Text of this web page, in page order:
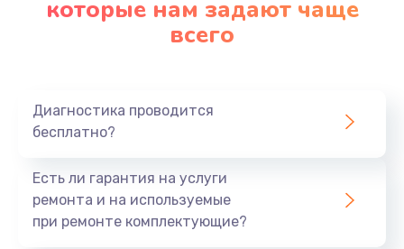
которые нам задают чаще
всего
Диагностика проводится
бесплатно?
Есть ли гарантия на услуги
ремонта и на используемые
при ремонте комплектующие?